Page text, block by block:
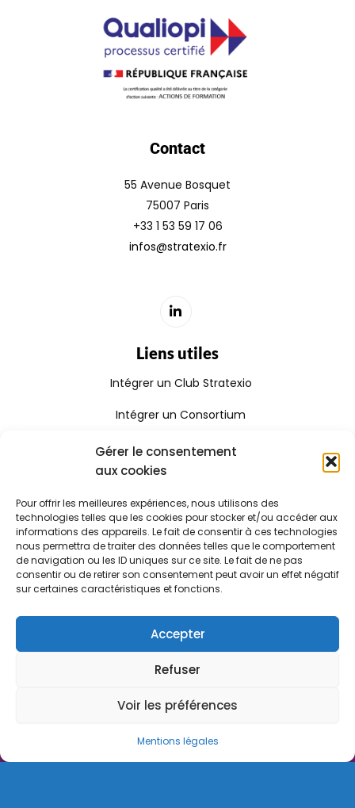
Gérer le consentement
aux cookies
Pour offrir les meilleures expériences, nous utilisons des
technologies telles que les cookies pour stocker et/ou accéder aux
informations des appareils. Le fait de consentir à ces technologies
nous permettra de traiter des données telles que le comportement
de navigation ou les ID uniques sur ce site. Le fait de ne pas
consentir ou de retirer son consentement peut avoir un effet négatif
sur certaines caractéristiques et fonctions.
Accepter
Refuser
Voir les préférences
Mentions légales
Contact
55 Avenue Bosquet
75007 Paris
+33 1 53 59 17 06
infos@stratexio.fr
Liens utiles
Intégrer un Club Stratexio
Intégrer un Consortium
Rejoindre le Réseau Stratexio
Gouvernance
Rapport d'activité
Consulter le certificat Qualiopi
Stratexio | Copyright © 2025
CGV
Politique de cookies
Règlement intérieur
Powered by ToWebOrNotToWeb